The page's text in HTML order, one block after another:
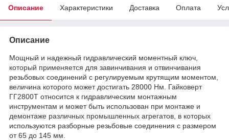
Описание Характеристики Доставка Оплата
Описание
Мощный и надежный гидравлический моментный ключ,
который применяется для завинчивания и отвинчивания
резьбовых соединений с регулируемым крутящим моментом,
величина которого может достигать 28000 Нм. Гайковерт
ГГ2800Т относится к гидравлическим монтажным
инструментам и может быть использован при монтаже и
демонтаже различных промышленных агрегатов, в которых
используются разборные резьбовые соединения с размером
от 65 до 145 мм.